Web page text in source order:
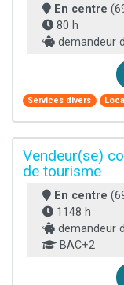
En centre
80 h
demandeur
Services divers
Vendeur(se)
de tourisme
En centre
1148 h
demandeur
BAC+2